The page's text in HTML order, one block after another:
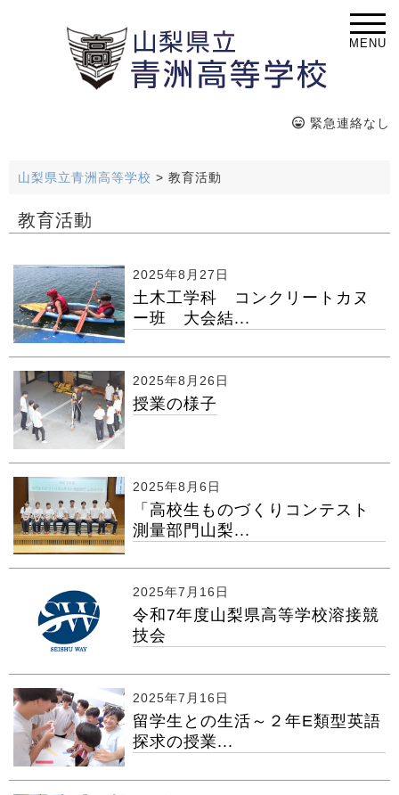
MENU
緊急連絡なし
山梨県立青洲高等学校 > 教育活動
教育活動
2025年8月27日
土木工学科 コンクリートカヌ
ー班 大会結...
2025年8月26日
授業の様子
2025年8月6日
「高校生ものづくりコンテスト
測量部門山梨...
2025年7月16日
令和7年度山梨県高等学校溶接競
技会
2025年7月16日
留学生との生活～２年E類型英語
探求の授業...